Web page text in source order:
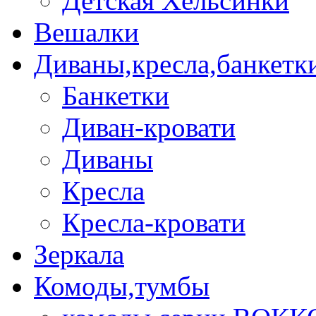
Вешалки
Банкетки
Диван-кровати
Диваны
Кресла
Кресла-кровати
Зеркала
Комоды,тумбы